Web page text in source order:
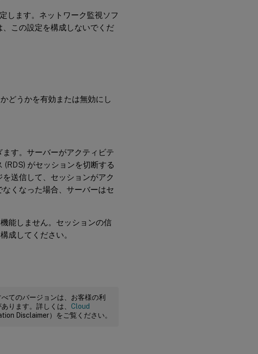
します。ネットワーク監視ソフ
この設定を構成しないでくだ
どうかを有効または無効にし
す。サーバーがアクティビテ
がセッションを切断する
送信して、セッションがアク
くなった場合、サーバーはセ
能しません。セッションの信
成してください。
てのバージョンは、お客様の利
ります。詳しくは、 Cloud
Disclaimer）をご覧ください。